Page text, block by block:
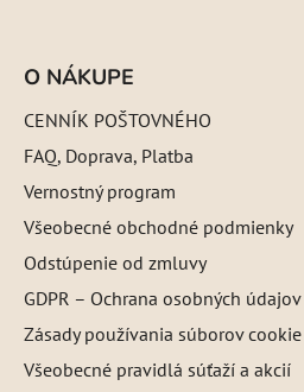
O NÁKUPE
CENNÍK POŠTOVNÉHO
FAQ, Doprava, Platba
Vernostný program
Všeobecné obchodné podmienky
Odstúpenie od zmluvy
GDPR – Ochrana osobných údajov
Zásady používania súborov cookie
Všeobecné pravidlá súťaží a akcií